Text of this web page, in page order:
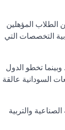
تبذلها وزارة التعليم العالي لضمان عدالة القبول، فإن الأرقام تكشف عن عزوف تجاوز 40% من الطلاب المؤهلين
التخصصات التي
تخطو الدول
السودانية عالقة
والتربية